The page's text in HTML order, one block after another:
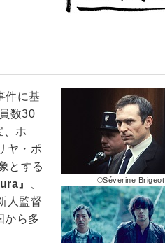
©Séverine Brigeot
件に基
数30
、ホ
ヤ・ポ
とする
』
人監督
から多